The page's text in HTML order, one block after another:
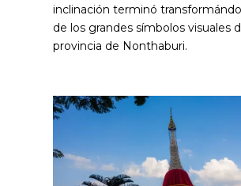
inclinación terminó
de los grandes símbolos visuales
provincia de Nonthaburi.